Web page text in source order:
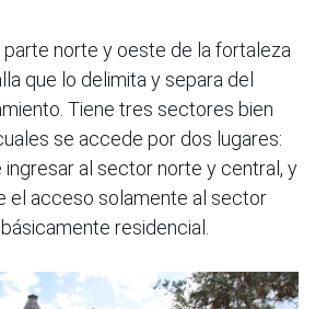
parte norte y oeste de la fortaleza
que lo delimita y separa del
Tiene tres sectores bien
se accede por dos lugares:
ingresar al sector norte y central, y
el acceso solamente al sector
residencial.